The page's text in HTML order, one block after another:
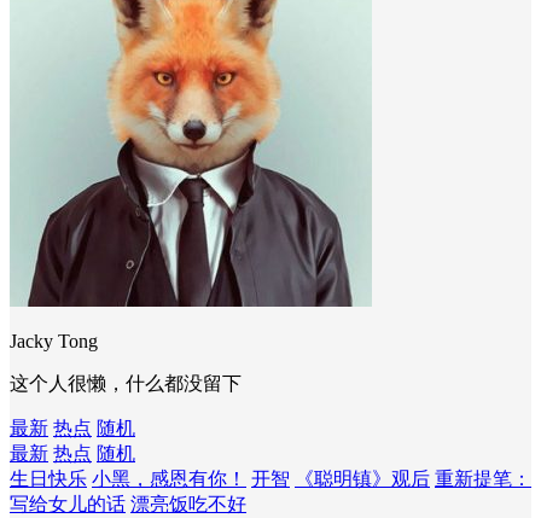
Jacky Tong
这个人很懒，什么都没留下
最新 热点 随机
最新 热点 随机
生日快乐 小黑，感恩有你！ 开智 《聪明镇》观后 重新提笔：
写给女儿的话 漂亮饭吃不好